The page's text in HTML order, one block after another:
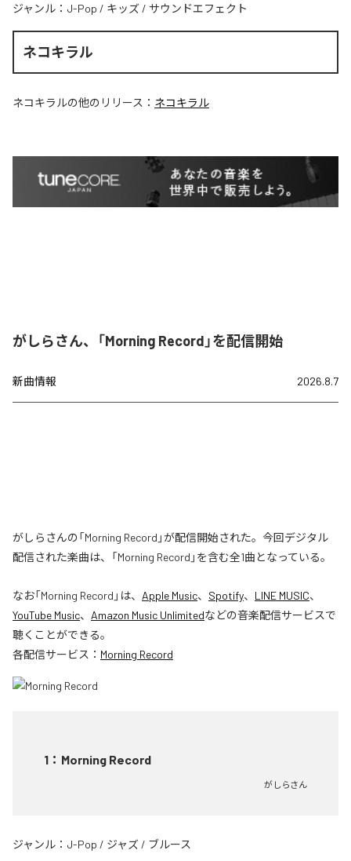
ジャンル： J-Pop / キッズ / サウンドエフェクト
ネコキラル
ネコキラルの他のリリース： ネコキラル
がしらさん、「Morning Record」を配信開始
新曲情報 2026.8.7
がしらさんの「Morning Record」が配信開始された。今回デジタル
配信された楽曲は、「Morning Record」を含む全1曲となっている。
なお「Morning Record 」は、 Apple Music、 Spotify、 LINE MUSIC、
YouTube Music、 Amazon Music Unlimitedなどの音楽配信サービスで
聴くことができる。
各配信サービス： Morning Record
1 ： Morning Record
がしらさん
ジャンル： J-Pop / ジャズ / ブルース